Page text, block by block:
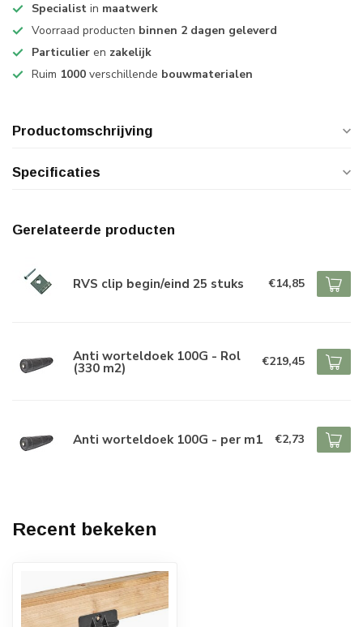
Specialist in maatwerk
Voorraad producten binnen 2 dagen geleverd
Particulier en zakelijk
Ruim 1000 verschillende bouwmaterialen
Productomschrijving
Specificaties
Gerelateerde producten
RVS clip begin/eind 25 stuks €14,85
Anti worteldoek 100G - Rol
(330 m2) €219,45
Anti worteldoek 100G - per m1 €2,73
Recent bekeken